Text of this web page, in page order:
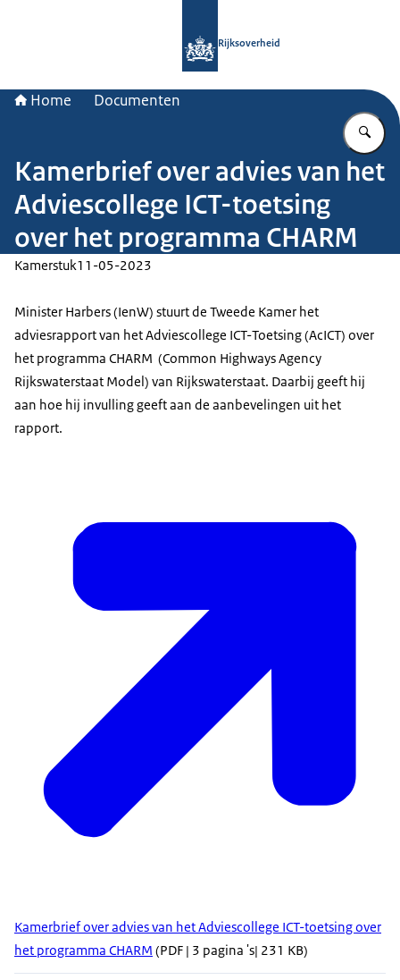
Rijksoverheid
Home Documenten
Kamerbrief over advies van het
Adviescollege ICT-toetsing
over het programma CHARM
Kamerstuk11-05-2023
Minister Harbers (IenW) stuurt de Tweede Kamer het
adviesrapport van het Adviescollege ICT-Toetsing (AcICT) over
het programma CHARM (Common Highways Agency
Rijkswaterstaat Model) van Rijkswaterstaat. Daarbij geeft hij
aan hoe hij invulling geeft aan de aanbevelingen uit het
rapport.
Kamerbrief over advies van het Adviescollege ICT-toetsing over
het programma CHARM (PDF | 3 pagina 's| 231 KB)